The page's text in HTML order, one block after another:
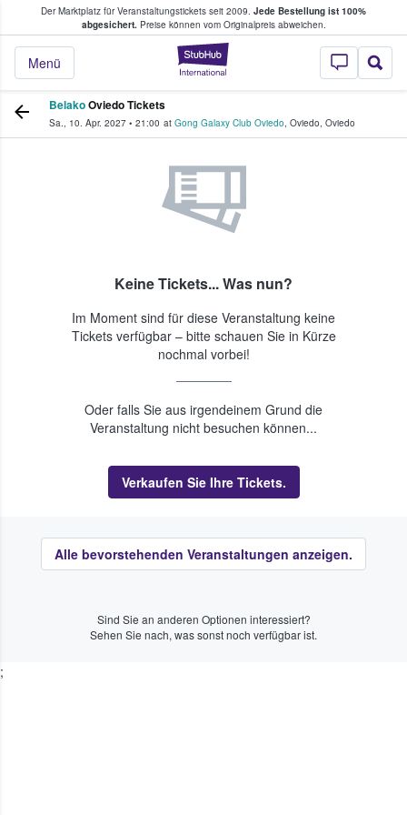
Der Marktplatz für Veranstaltungstickets seit 2009. Jede Bestellung ist 100%
abgesichert.Preise können vom Originalpreis abweichen.
StubHub - Wo
Menü
Tickets kaufen & verkaufen
BelakoOviedo Tickets
Sa., 10. Apr. 2027 • 21:00 at Gong Galaxy Club Oviedo, Oviedo, Oviedo
Keine Tickets... Was nun?
Im Moment sind für diese Veranstaltung keine
Tickets verfügbar – bitte schauen Sie in Kürze
nochmal vorbei!
Oder falls Sie aus irgendeinem Grund die
Veranstaltung nicht besuchen können...
Verkaufen Sie Ihre Tickets.
Alle bevorstehenden Veranstaltungen anzeigen.
Sind Sie an anderen Optionen interessiert?
Sehen Sie nach, was sonst noch verfügbar ist.
;